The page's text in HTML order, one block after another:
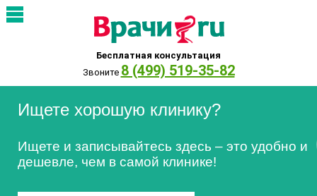
Бесплатная консультация
Звоните 8 (499) 519-35-82
Ищете хорошую клинику?
Ищете и записывайтесь здесь – это удобно и
дешевле, чем в самой клинике!